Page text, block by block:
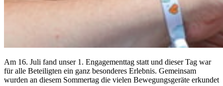
Am 16. Juli fand unser 1. Engagementtag statt und dieser Tag war
für alle Beteiligten ein ganz besonderes Erlebnis. Gemeinsam
wurden an diesem Sommertag die vielen Bewegungsgeräte erkundet